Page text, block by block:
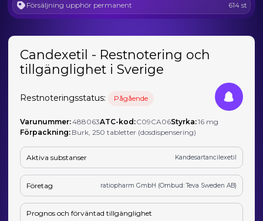
Försäljning upphör permanent 614 st
Candexetil - Restnotering och
tillgänglighet i Sverige
Restnoteringsstatus: Pågående
Varunummer:488063ATC-kod:C09CA06Styrka:16 mg
Förpackning: Burk, 250 tabletter (dosdispensering)
Aktiva substanser Kandesartancilexetil
Företag ratiopharm GmbH (Ombud: Teva Sweden AB)
Prognos och förväntad tillgänglighet